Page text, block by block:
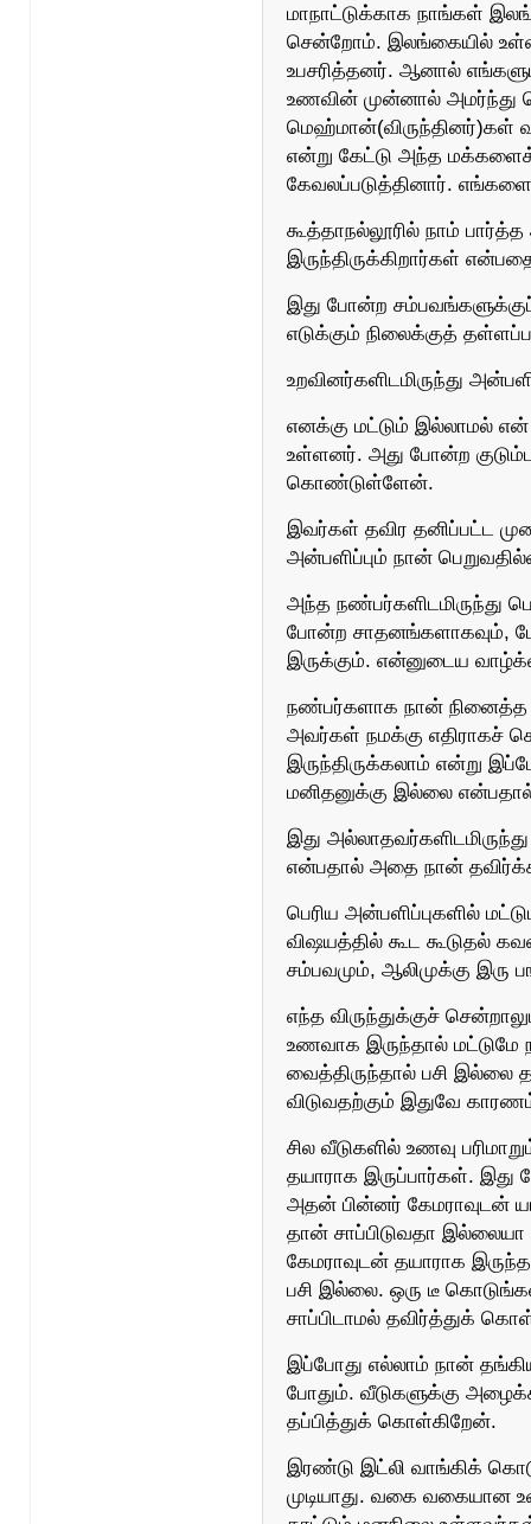
மாநாட்டுக்காக நாங்கள்
சென்றோம். இலங்கையில்
உபசரித்தனர். ஆனால்
உணவின் முன்னால் அமர்ந்து
மெஹ்மான்(விருந்தினர்)கள்
என்று கேட்டு அந்த
கேவலப்படுத்தினார்.
கூத்தாநல்லூரில் நாம்
இருந்திருக்கிறார்கள்
இது போன்ற
எடுக்கும் நிலைக்குத்
உறவினர்களிடமிருந்து
எனக்கு மட்டும் இல்லாமல் என்
உள்ளனர். அது போன்ற
கொண்டுள்ளேன்.
இவர்கள் தவிர தனிப்பட்ட
அன்பளிப்பும் நான்
அந்த நண்பர்களிடமிருந்து
போன்ற சாதனங்களாகவும்,
இருக்கும். என்னுடைய
நண்பர்களாக நான் நினைத்த
அவர்கள் நமக்கு எதிராகச்
இருந்திருக்கலாம் என்று
மனிதனுக்கு இல்லை
இது
என்பதால் அதை நான்
பெரிய அன்பளிப்புகளில்
விஷயத்தில் கூட கூடுதல்
சம்பவமும், ஆலிமுக்கு இரு
எந்த விருந்துக்குச்
உணவாக இருந்தால் மட்டுமே
வைத்திருந்தால் பசி இல்லை
விடுவதற்கும் இதுவே
சில வீடுகளில் உணவு
தயாராக இருப்பார்கள். இது
அதன் பின்னர் கேமராவுடன்
தான் சாப்பிடுவதா இல்லையா
கேமராவுடன் தயாராக
பசி இல்லை. ஒரு டீ
சாப்பிடாமல் தவிர்த்துக்
இப்போது எல்லாம் நான்
போதும். வீடுகளுக்கு
தப்பித்துக் கொள்கிறேன்.
இரண்டு இட்லி வாங்கிக்
முடியாது. வகை வகையான